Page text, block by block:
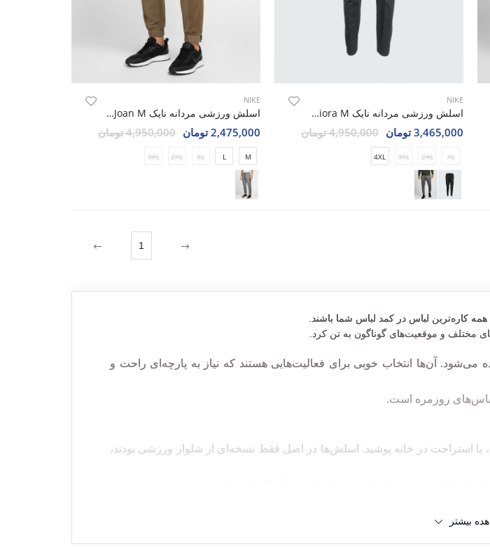
NIKE
اسلش ورزشی مردانه نایک Nike Liora M
3,465,000 تومان 4,950,000 تومان
XL
2XL
3XL
4XL
NIKE
اسلش ورزشی مردانه نایک Nike Joan M
2,475,000 تومان 4,950,000 تومان
M
L
XL
2XL
3XL
1
کاره‌ترین لباس در کمد لباس شما باشند.
و موقعیت‌های گوناگون به تن کرد.
آن‌ها انتخاب خوبی برای فعالیت‌هایی هستند که نیاز به پارچه‌ای راحت و
روزمره است.
استراحت در خانه پوشید. اسلش‌ها در اصل فقط نسخه‌ای از شلوار ورزشی بودند،
بیشتر